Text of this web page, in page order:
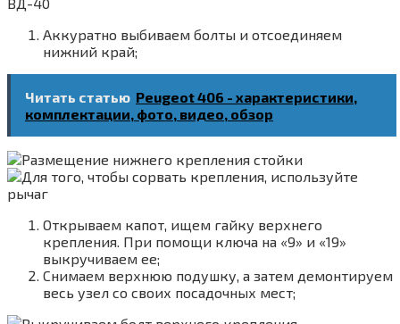
Аккуратно выбиваем болты и отсоединяем
нижний край;
Читать статью Peugeot 406 - характеристики,
комплектации, фото, видео, обзор
Открываем капот, ищем гайку верхнего
крепления. При помощи ключа на «9» и «19»
выкручиваем ее;
Снимаем верхнюю подушку, а затем демонтируем
весь узел со своих посадочных мест;